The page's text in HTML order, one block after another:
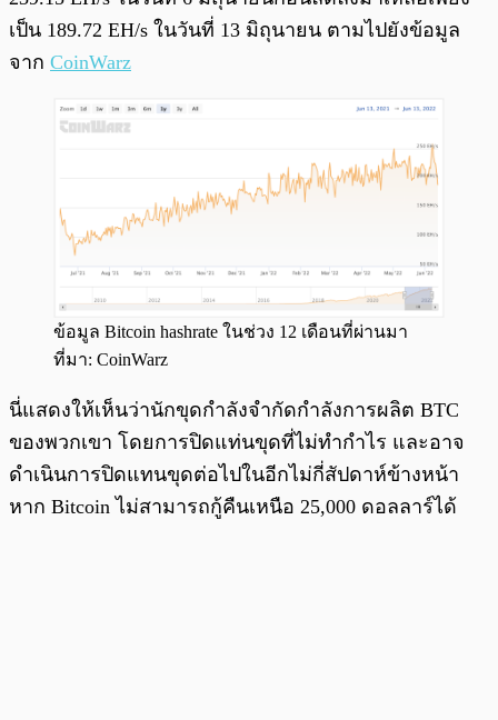
เป็น 189.72 EH/s ในวันที่ 13 มิถุนายน ตามไปยังข้อมูล
จาก CoinWarz
ข้อมูล Bitcoin hashrate ในช่วง 12 เดือนที่ผ่านมา
ที่มา: CoinWarz
นี่แสดงให้เห็นว่านักขุดกำลังจำกัดกำลังการผลิต BTC
ของพวกเขา โดยการปิดแท่นขุดที่ไม่ทำกำไร และอาจ
ดำเนินการปิดแทนขุดต่อไปในอีกไม่กี่สัปดาห์ข้างหน้า
หาก Bitcoin ไม่สามารถกู้คืนเหนือ 25,000 ดอลลาร์ได้